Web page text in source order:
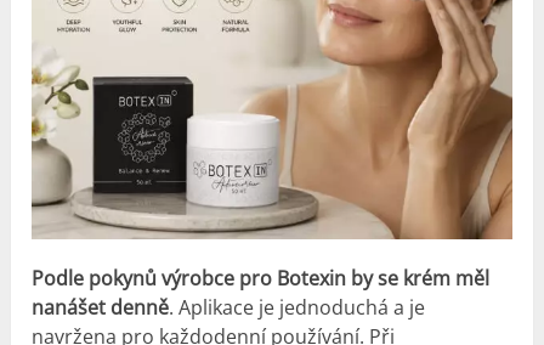
Podle pokynů výrobce pro Botexin by se krém měl
nanášet denně. Aplikace je jednoduchá a je
navržena pro každodenní používání. Při